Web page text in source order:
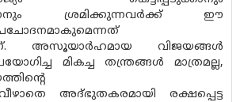
ശ്രമിക്കുന്നവര്‍ക്ക് ഈ
അസൂയാര്‍ഹമായ വിജയങ്ങള്‍
മികച്ച തന്ത്രങ്ങള്‍ മാത്രമല്ല,
അദ്ഭുതകരമായി രക്ഷപ്പെട്ട